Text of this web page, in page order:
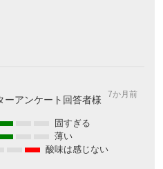
ーアンケート回答者様 7か月前
固すぎる
薄い
酸味は感じない